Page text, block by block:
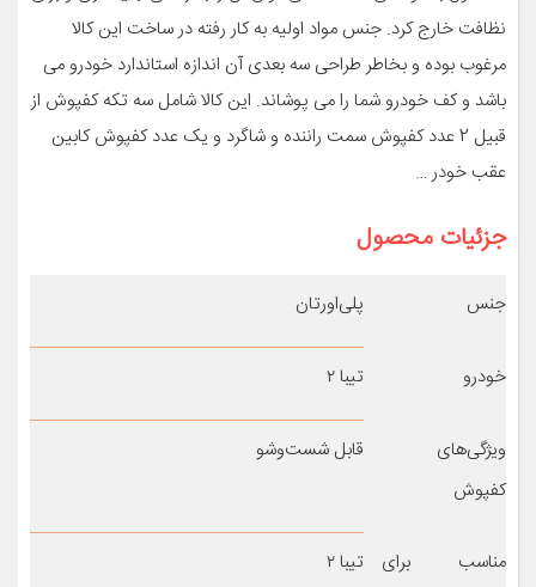
نظافت خارج کرد. جنس مواد اولیه به کار رفته در ساخت این کالا
مرغوب بوده و بخاطر طراحی سه بعدی آن اندازه استاندارد خودرو می
باشد و کف خودرو شما را می پوشاند. این کالا شامل سه تکه کفپوش از
قبیل 2 عدد کفپوش سمت راننده و شاگرد و یک عدد کفپوش کابین
عقب خودر …
جزئیات محصول
جنس پلی‌اورتان
خودرو تیبا ۲
ویژگی‌های
کفپوش
قابل شست‌وشو
مناسب برای
تیبا ۲